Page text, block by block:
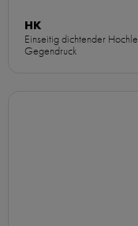
HK
Einseitig dichtender
Gegendruck